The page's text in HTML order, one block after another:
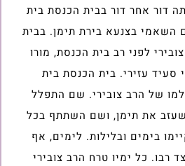
דור אחר דור בבית הכנסת בית
השאמי בצנעא בירת תימן. בבית
לפני רב בית הכנסת, מורו
סעיד עזירי. בית הכנסת בית
של הרב צובירי. שם התפלל
שעזב את תימן, ושם השתתף בכל
בימים ובלילות. לימים, אף
רבו. כל ימיו טרח הרב צובירי